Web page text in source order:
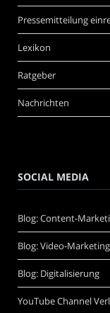
Pressemitteilung
Lexikon
Ratgeber
Nachrichten
SOCIAL MEDIA
Blog: Content-
Blog: Video-Marketing
Blog: Digitalisierung
YouTube Channel